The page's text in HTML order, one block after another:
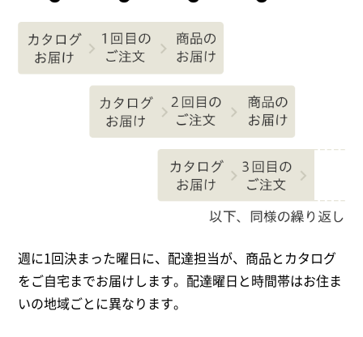
週に1回決まった曜日に、配達担当が、商品とカタログ
をご自宅までお届けします。配達曜日と時間帯はお住ま
いの地域ごとに異なります。